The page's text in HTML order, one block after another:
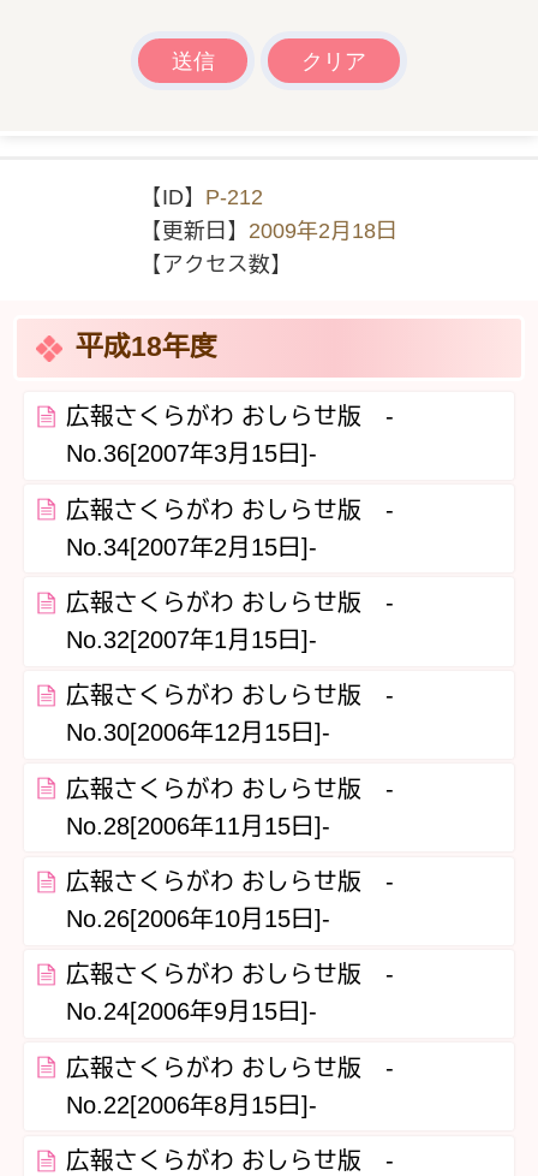
【ID】 P-212
【更新日】 2009年2月18日
【アクセス数】
平成18年度
広報さくらがわ おしらせ版 -
No.36[2007年3月15日]-
広報さくらがわ おしらせ版 -
No.34[2007年2月15日]-
広報さくらがわ おしらせ版 -
No.32[2007年1月15日]-
広報さくらがわ おしらせ版 -
No.30[2006年12月15日]-
広報さくらがわ おしらせ版 -
No.28[2006年11月15日]-
広報さくらがわ おしらせ版 -
No.26[2006年10月15日]-
広報さくらがわ おしらせ版 -
No.24[2006年9月15日]-
広報さくらがわ おしらせ版 -
No.22[2006年8月15日]-
広報さくらがわ おしらせ版 -